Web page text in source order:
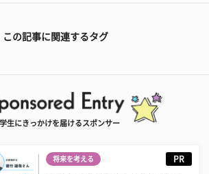
この記事に関連するタグ
生にきっかけを届けるスポンサー
将来を考える PR